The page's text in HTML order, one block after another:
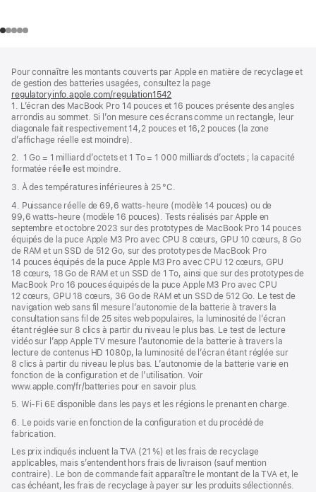
de
page
de
bas
de
page
Pour connaître les montants couverts par Apple en matière de recyclage et
de gestion des batteries usagées, consultez la page
regulatoryinfo.apple.com/regulation1542
dans
une
nouvelle
1. L’écran des MacBook Pro 14 pouces et 16 pouces présente des angles
arrondis au sommet. Si l’on mesure ces écrans comme un rectangle, leur
diagonale fait respectivement 14,2 pouces et 16,2 pouces (la zone
d’affichage réelle est moindre).
2. 1 Go = 1 milliard d’octets et 1 To = 1 000 milliards d’octets ; la capacité
formatée réelle est moindre.
3. À des températures inférieures à 25 °C.
4. Puissance réelle de 69,6 watts-heure (modèle 14 pouces) ou de
99,6 watts-heure (modèle 16 pouces). Tests réalisés par Apple en
septembre et octobre 2023 sur des prototypes de MacBook Pro 14 pouces
équipés de la puce Apple M3 Pro avec CPU 8 cœurs, GPU 10 cœurs, 8 Go
de RAM et un SSD de 512 Go, sur des prototypes de MacBook Pro
14 pouces équipés de la puce Apple M3 Pro avec CPU 12 cœurs, GPU
18 cœurs, 18 Go de RAM et un SSD de 1 To, ainsi que sur des prototypes de
MacBook Pro 16 pouces équipés de la puce Apple M3 Pro avec CPU
12 cœurs, GPU 18 cœurs, 36 Go de RAM et un SSD de 512 Go. Le test de
navigation web sans fil mesure l’autonomie de la batterie à travers la
consultation sans fil de 25 sites web populaires, la luminosité de l’écran
étant réglée sur 8 clics à partir du niveau le plus bas. Le test de lecture
vidéo sur l’app Apple TV mesure l’autonomie de la batterie à travers la
lecture de contenus HD 1080p, la luminosité de l’écran étant réglée sur
8 clics à partir du niveau le plus bas. L’autonomie de la batterie varie en
fonction de la configuration et de l’utilisation. Voir
www.apple.com/fr/batteries pour en savoir plus.
5. Wi-Fi 6E disponible dans les pays et les régions le prenant en charge.
6. Le poids varie en fonction de la configuration et du procédé de
fabrication.
Les prix indiqués incluent la TVA (21 %) et les frais de recyclage
applicables, mais s’entendent hors frais de livraison (sauf mention
contraire). Le bon de commande fait apparaître le montant de la TVA et, le
cas échéant, les frais de recyclage à payer sur les produits sélectionnés.